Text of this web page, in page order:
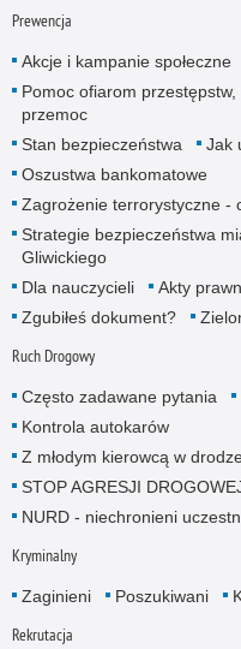
Prewencja
Akcje i kampanie społeczne
Pomoc ofiarom
przemoc
Stan bezpieczeństwa
Jak
Oszustwa bankomatowe
Zagrożenie terrorystyczne -
Strategie bezpieczeństwa
Gliwickiego
Dla nauczycieli
Akty
Zgubiłeś dokument?
Ruch Drogowy
Często zadawane pytania
Kontrola autokarów
Z młodym kierowcą w
STOP AGRESJI
NURD - niechronieni
Kryminalny
Zaginieni Poszukiwani
Rekrutacja